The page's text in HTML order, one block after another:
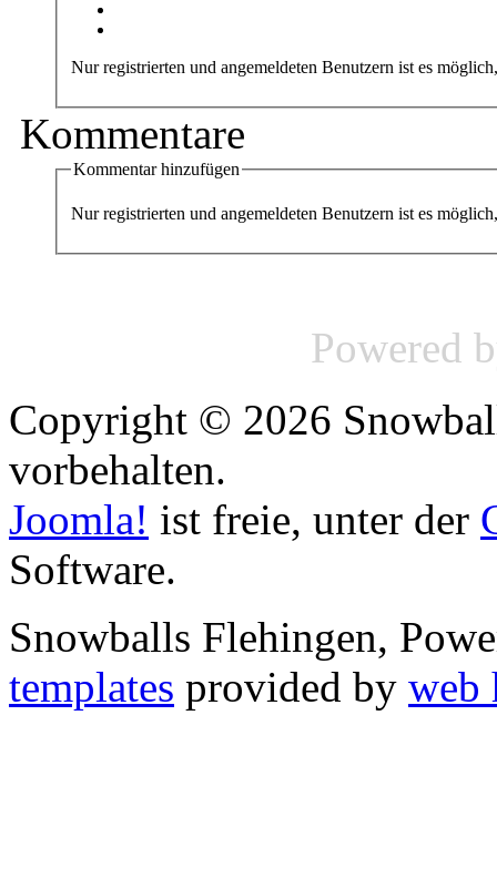
Nur registrierten und angemeldeten Benutzern ist es
Kommentare
Kommentar hinzufügen
Nur registrierten und angemeldeten Benutzern ist es
Powered
Copyright © 2026
vorbehalten.
Joomla! ist freie, unter der
Software.
Snowballs Flehingen,
templates provided by web